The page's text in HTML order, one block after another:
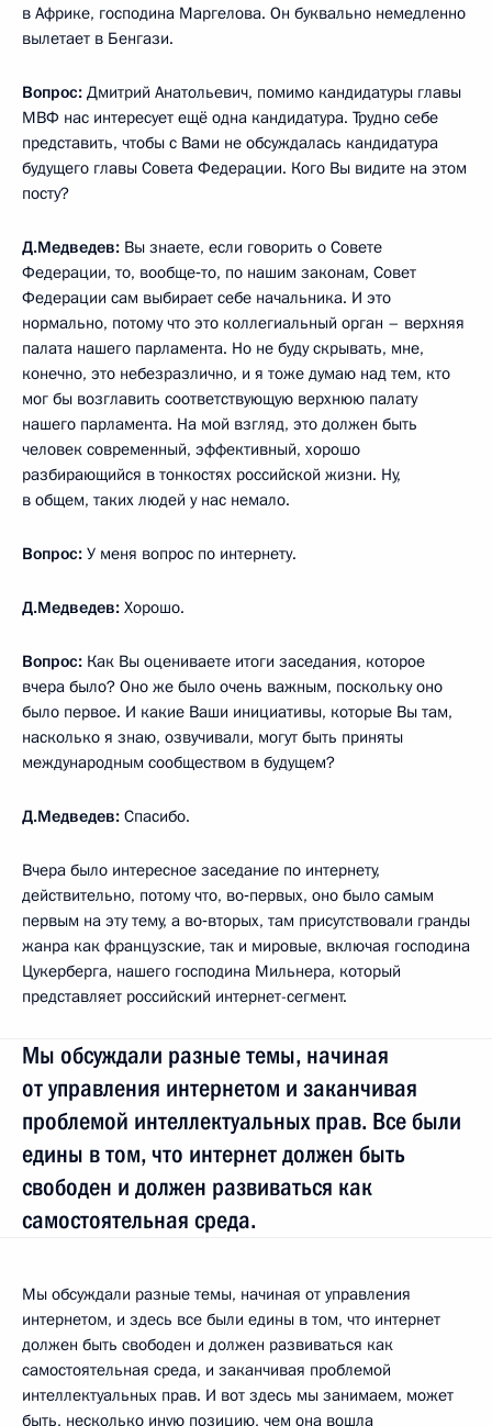
в Африке, господина Маргелова. Он буквально немедленно
вылетает в Бенгази.
Вопрос: Дмитрий Анатольевич, помимо кандидатуры главы
МВФ нас интересует ещё одна кандидатура. Трудно себе
представить, чтобы с Вами не обсуждалась кандидатура
будущего главы Совета Федерации. Кого Вы видите на этом
посту?
Д.Медведев: Вы знаете, если говорить о Совете
Федерации, то, вообще‑то, по нашим законам, Совет
Федерации сам выбирает себе начальника. И это
нормально, потому что это коллегиальный орган – верхняя
палата нашего парламента. Но не буду скрывать, мне,
конечно, это небезразлично, и я тоже думаю над тем, кто
мог бы возглавить соответствующую верхнюю палату
нашего парламента. На мой взгляд, это должен быть
человек современный, эффективный, хорошо
разбирающийся в тонкостях российской жизни. Ну,
в общем, таких людей у нас немало.
Вопрос: У меня вопрос по интернету.
Д.Медведев: Хорошо.
Вопрос: Как Вы оцениваете итоги заседания, которое
вчера было? Оно же было очень важным, поскольку оно
было первое. И какие Ваши инициативы, которые Вы там,
насколько я знаю, озвучивали, могут быть приняты
международным сообществом в будущем?
Д.Медведев: Спасибо.
Вчера было интересное заседание по интернету,
действительно, потому что, во‑первых, оно было самым
первым на эту тему, а во‑вторых, там присутствовали гранды
жанра как французские, так и мировые, включая господина
Цукерберга, нашего господина Мильнера, который
представляет российский интернет-сегмент.
Мы обсуждали разные темы, начиная
от управления интернетом и заканчивая
проблемой интеллектуальных прав. Все были
едины в том, что интернет должен быть
свободен и должен развиваться как
самостоятельная среда.
Мы обсуждали разные темы, начиная от управления
интернетом, и здесь все были едины в том, что интернет
должен быть свободен и должен развиваться как
самостоятельная среда, и заканчивая проблемой
интеллектуальных прав. И вот здесь мы занимаем, может
быть, несколько иную позицию, чем она вошла